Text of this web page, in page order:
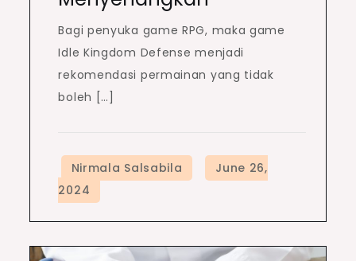
Bagi penyuka game RPG, maka game
Idle Kingdom Defense menjadi
rekomendasi permainan yang tidak
boleh […]